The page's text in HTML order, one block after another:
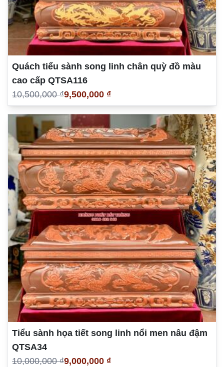
Quách tiểu sành song linh chân quỳ đồ màu
cao cấp QTSA116
10,500,000 ₫9,500,000 ₫
Tiểu sành họa tiết song linh nổi men nâu đậm
QTSA34
10,000,000 ₫9,000,000 ₫